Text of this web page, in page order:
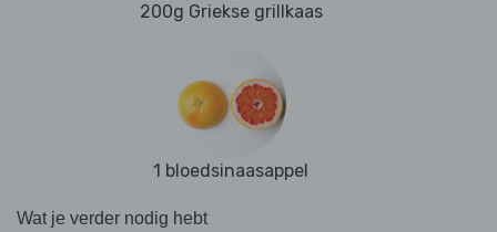
200g Griekse grillkaas
1 bloedsinaasappel
Wat je verder nodig hebt